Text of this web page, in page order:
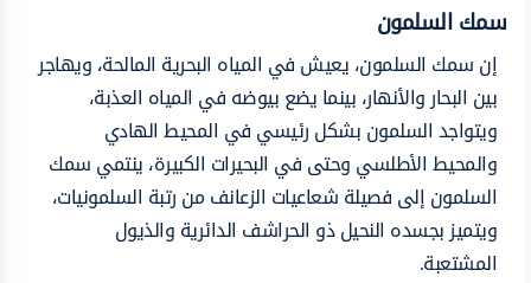
سمك السلمون
إن سمك السلمون، يعيش في المياه البحرية المالحة، ويهاجر
بين البحار والأنهار، بينما يضع بيوضه في المياه العذبة،
ويتواجد السلمون بشكل رئيسي في المحيط الهادي
والمحيط الأطلسي وحتى في البحيرات الكبيرة، ينتمي سمك
السلمون إلى فصيلة شعاعيات الزعانف من رتبة السلمونيات،
ويتميز بجسده النحيل ذو الحراشف الدائرية والذيول
المشتعبة.